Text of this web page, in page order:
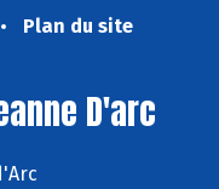
Plan du site
D'arc